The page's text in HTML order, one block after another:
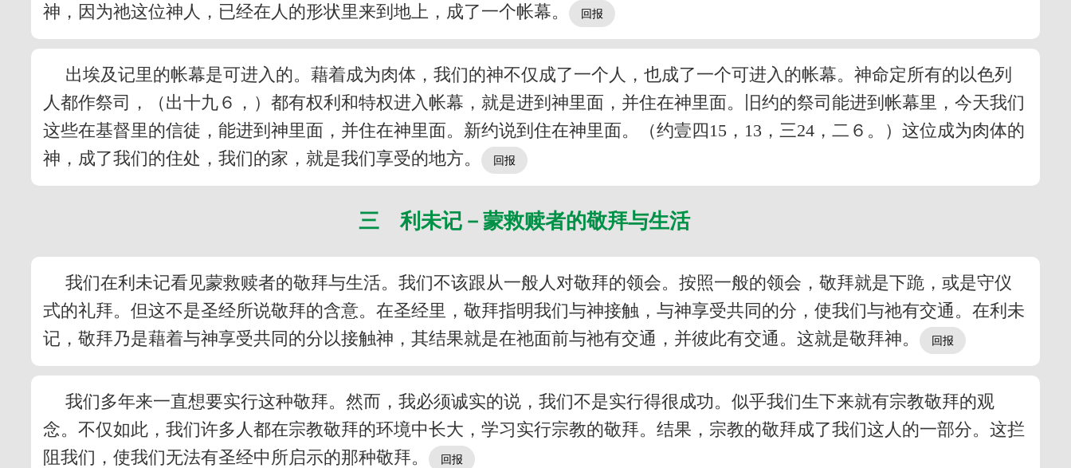
神，因为祂这位神人，已经在人的形状里来到地上，成了一个帐幕。
出埃及记里的帐幕是可进入的。藉着成为肉体，我们的神不仅成了一个人，也成了一个可进入的帐幕。神命定所有的以色列
人都作祭司，（出十九６，）都有权利和特权进入帐幕，就是进到神里面，并住在神里面。旧约的祭司能进到帐幕里，今天我们
这些在基督里的信徒，能进到神里面，并住在神里面。新约说到住在神里面。（约壹四15，13，三24，二６。）这位成为肉体的
神，成了我们的住处，我们的家，就是我们享受的地方。
三 利未记－蒙救赎者的敬拜与生活
我们在利未记看见蒙救赎者的敬拜与生活。我们不该跟从一般人对敬拜的领会。按照一般的领会，敬拜就是下跪，或是守仪
式的礼拜。但这不是圣经所说敬拜的含意。在圣经里，敬拜指明我们与神接触，与神享受共同的分，使我们与祂有交通。在利未
记，敬拜乃是藉着与神享受共同的分以接触神，其结果就是在祂面前与祂有交通，并彼此有交通。这就是敬拜神。
我们多年来一直想要实行这种敬拜。然而，我必须诚实的说，我们不是实行得很成功。似乎我们生下来就有宗教敬拜的观
念。不仅如此，我们许多人都在宗教敬拜的环境中长大，学习实行宗教的敬拜。结果，宗教的敬拜成了我们这人的一部分。这拦
阻我们，使我们无法有圣经中所启示的那种敬拜。